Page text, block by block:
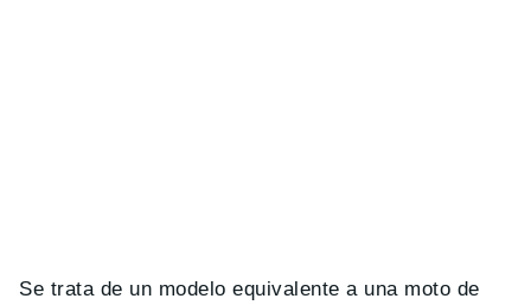
Se trata de un modelo equivalente a una moto de